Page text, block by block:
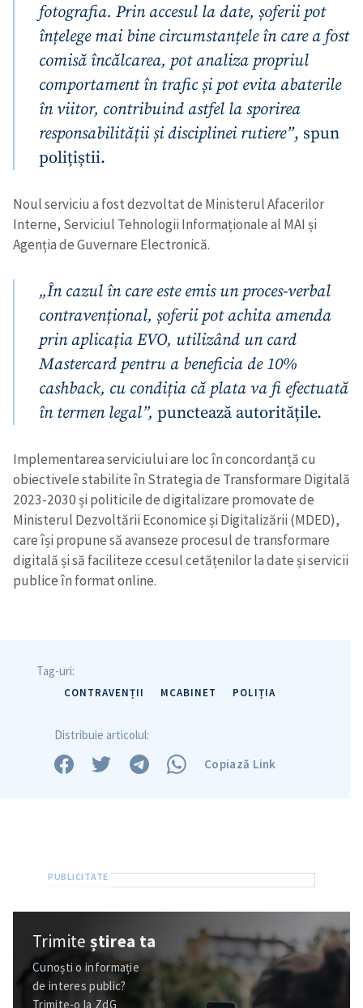
Trimite o informație
Despre ZdG
на русском
fotografia. Prin accesul la date, șoferii pot
înțelege mai bine circumstanțele în care a fost
comisă încălcarea, pot analiza propriul
comportament în trafic și pot evita abaterile
în viitor, contribuind astfel la sporirea
responsabilității și disciplinei rutiere”, spun
polițiștii.
Noul serviciu a fost dezvoltat de Ministerul Afacerilor
Interne, Serviciul Tehnologii Informaționale al MAI și
Agenția de Guvernare Electronică.
„În cazul în care este emis un proces-verbal
contravențional, șoferii pot achita amenda
prin aplicația EVO, utilizând un card
Mastercard pentru a beneficia de 10%
cashback, cu condiția că plata va fi efectuată
în termen legal”, punctează autoritățile.
Implementarea serviciului are loc în concordanță cu
obiectivele stabilite în Strategia de Transformare Digitală
2023-2030 și politicile de digitalizare promovate de
Ministerul Dezvoltării Economice și Digitalizării (MDED),
care își propune să avanseze procesul de transformare
digitală și să faciliteze ccesul cetățenilor la date și servicii
publice în format online.
Tag-uri:
CONTRAVENȚII MCABINET POLIȚIA
Distribuie articolul:
Copiază Link
Trimiteștirea ta
Cunoști o informație
de interes public?
Trimite-o la ZdG